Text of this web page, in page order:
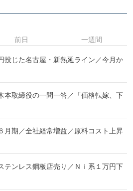
投じた名古屋・新熱延ライン／今月か
本取締役の一問一答／「価格転嫁、下
月期／全社経常増益／原料コスト上昇
テンレス鋼板店売り／Ｎｉ系１万円下
前日 一週間